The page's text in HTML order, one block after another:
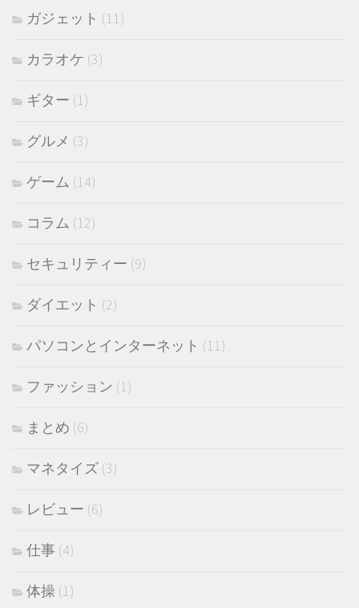
ガジェット (11)
カラオケ (3)
ギター (1)
グルメ (3)
ゲーム (14)
コラム (12)
セキュリティー (9)
ダイエット (2)
パソコンとインターネット (11)
ファッション (1)
まとめ (6)
マネタイズ (3)
レビュー (6)
仕事 (4)
体操 (1)